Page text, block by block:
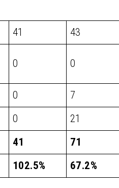
41 43
0 0
0
7
0
21
41
71
102.5% 67.2%